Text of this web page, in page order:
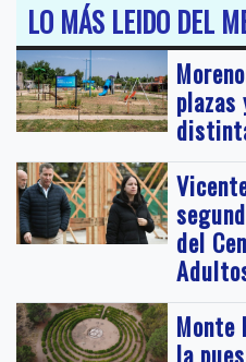
LO MÁS LEIDO DEL
plazas
del
Monte
la